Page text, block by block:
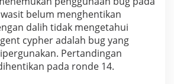
belum menghentikan
dalih tidak mengetahui
cypher adalah bug yang
Pertandingan
pada ronde 14.